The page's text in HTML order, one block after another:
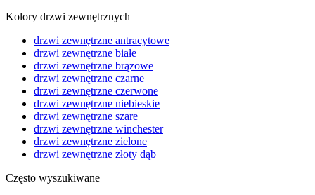
Kolory drzwi zewnętrznych
drzwi zewnętrzne antracytowe
drzwi zewnętrzne białe
drzwi zewnętrzne brązowe
drzwi zewnętrzne czarne
drzwi zewnętrzne czerwone
drzwi zewnętrzne niebieskie
drzwi zewnętrzne szare
drzwi zewnętrzne winchester
drzwi zewnętrzne zielone
drzwi zewnętrzne złoty dąb
Często wyszukiwane